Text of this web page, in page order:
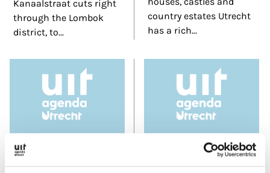
Kanaalstraat cuts right
through the Lombok
district, to...
country estates Utrecht
has a rich...
1 Sep 2017 8 Aug 2017